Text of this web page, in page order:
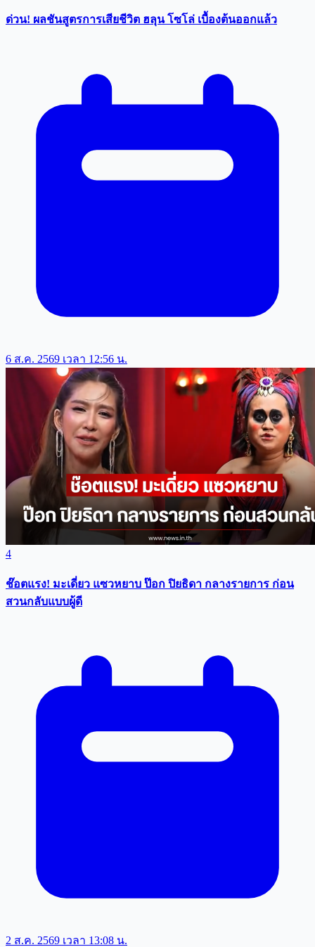
ด่วน! ผลชันสูตรการเสียชีวิต ฮลุน โซโล่ เบื้องต้นออกแล้ว
6 ส.ค. 2569 เวลา 12:56 น.
4
ช๊อตแรง! มะเดี่ยว แซวหยาบ ป๊อก ปิยธิดา กลางรายการ ก่อน
สวนกลับแบบผู้ดี
2 ส.ค. 2569 เวลา 13:08 น.